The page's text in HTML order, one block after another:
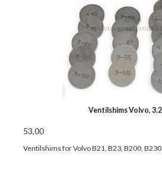
Ventilshims Volvo,
53,00
Ventilshims for Volvo B21, B23, B200,